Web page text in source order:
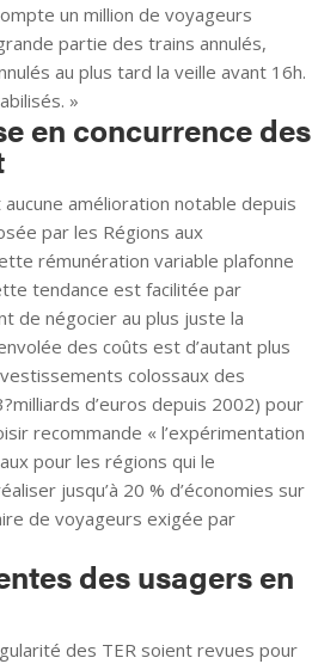
un million de voyageurs
partie des trains annulés,
au plus tard la veille avant 16h.
»
en concurrence des
amélioration notable depuis
par les Régions aux
rémunération variable plafonne
tendance est facilitée par
de négocier au plus juste la
des coûts est d’autant plus
colossaux des
d’euros depuis 2002) pour
recommande « l’expérimentation
pour les régions qui le
jusqu’à 20 % d’économies sur
de voyageurs exigée par
des usagers en
des TER soient revues pour